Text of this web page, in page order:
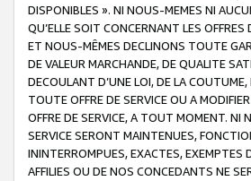
DISPONIBLES ». NI NOUS-MEMES NI
QU’ELLE SOIT CONCERNANT LES
ET NOUS-MÊMES DECLINONS TOUTE
DE VALEUR MARCHANDE, DE QUALITE
DECOULANT D’UNE LOI, DE LA
TOUTE OFFRE DE SERVICE OU A
OFFRE DE SERVICE, A TOUT MOMENT. NI
SERVICE SERONT MAINTENUES,
ININTERROMPUES, EXACTES,
AFFILIES OU DE NOS CONCEDANTS NE